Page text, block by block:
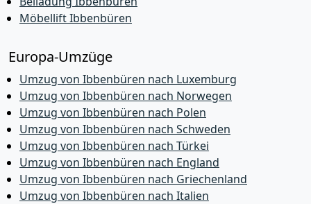
Möbellift Ibbenbüren
Europa-Umzüge
Umzug von Ibbenbüren nach Luxemburg
Umzug von Ibbenbüren nach Norwegen
Umzug von Ibbenbüren nach Polen
Umzug von Ibbenbüren nach Schweden
Umzug von Ibbenbüren nach Türkei
Umzug von Ibbenbüren nach England
Umzug von Ibbenbüren nach Griechenland
Umzug von Ibbenbüren nach Italien